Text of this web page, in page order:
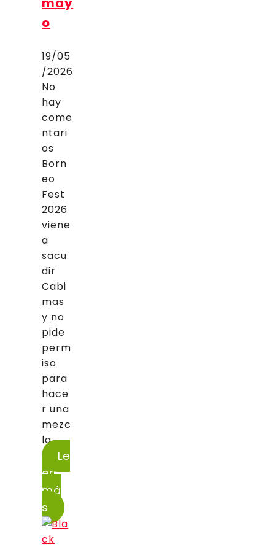
o
19/05
/2026
No
hay
come
ntari
os
Born
eo
Fest
2026
viene
a
sacu
dir
Cabi
mas
y no
pide
perm
iso
para
hace
r una
mezc
la...
Le
er
má
s